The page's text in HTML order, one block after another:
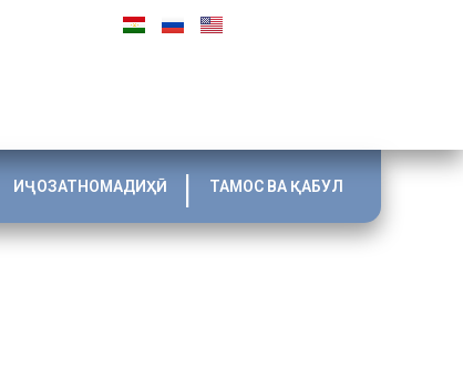
ИҶОЗАТНОМАДИҲӢ ТАМОС ВА ҚАБУЛ